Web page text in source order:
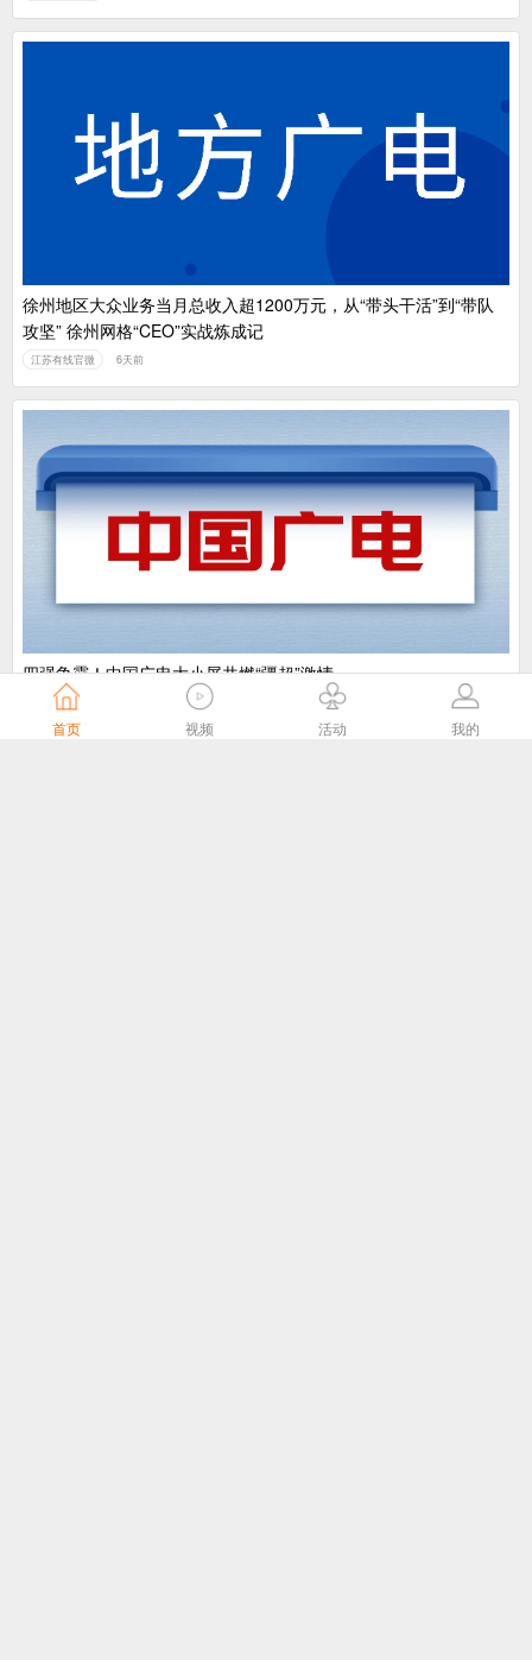
徐州地区大众业务当月总收入超1200万元，从“带头干活”到“带队
攻坚” 徐州网格“CEO”实战炼成记
江苏有线官微 6天前
​四强争霸！中国广电大小屏共燃“疆超”激情
中国广电
首页 视频 活动 我的